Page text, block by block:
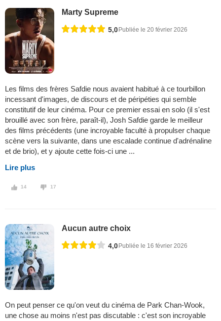
Marty Supreme
5,0Publiée le 20 février 2026
Les films des frères Safdie nous avaient habitué à ce tourbillon
incessant d'images, de discours et de péripéties qui semble
constitutif de leur cinéma. Pour ce premier essai en solo (il s'est
brouillé avec son frère, paraît-il), Josh Safdie garde le meilleur
des films précédents (une incroyable faculté à propulser chaque
scène vers la suivante, dans une escalade continue d'adrénaline
et de brio), et y ajoute cette fois-ci une ...
Lire plus
14 17
Aucun autre choix
4,0Publiée le 16 février 2026
On peut penser ce qu'on veut du cinéma de Park Chan-Wook,
une chose au moins n'est pas discutable : c'est son incroyable